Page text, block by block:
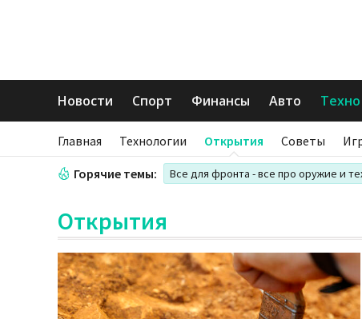
Новости Спорт Финансы Авто Техно
Главная Технологии Открытия Советы
Горячие темы: Все для фронта - все про оружие и
Открытия